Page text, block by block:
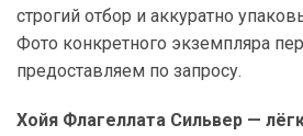
строгий отбор и аккуратно
Фото конкретного экземпляра
предоставляем по запросу.
Хойя Флагеллата Сильвер —